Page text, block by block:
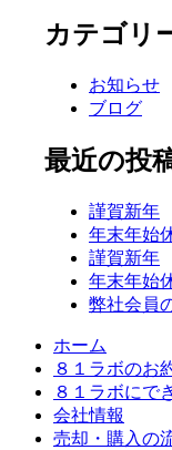
カテゴリ
お知らせ
ブログ
最近の投
謹賀新年
年末年始
謹賀新年
年末年始
弊社会員
ホーム
８１ラボのお
８１ラボにで
会社情報
売却・購入の